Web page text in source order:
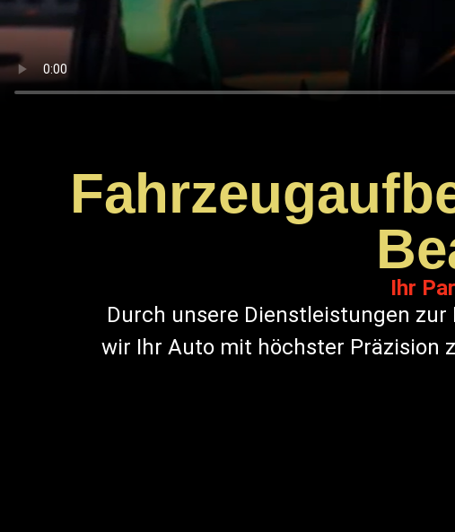
Ihr
Durch unsere Dienstleistungen
wir Ihr Auto mit höchster Präzision